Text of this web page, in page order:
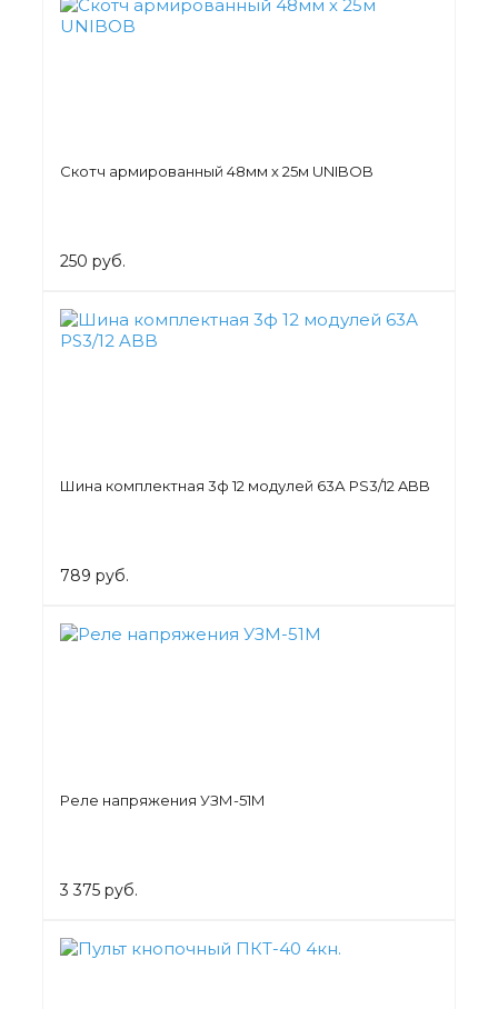
Скотч армированный 48мм х 25м UNIBOB
250 руб.
Шина комплектная 3ф 12 модулей 63А PS3/12 ABB
789 руб.
Реле напряжения УЗМ-51М
3 375 руб.